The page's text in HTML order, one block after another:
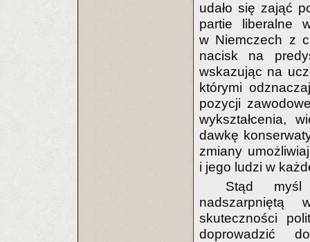
udało się zająć
partie liberalne
w Niemczech z
nacisk na
wskazując na
którymi
pozycji
wykształcenia,
dawkę
zmiany
i jego ludzi w
Stąd myśl
nadszarpniętą
skuteczności
doprowadzić